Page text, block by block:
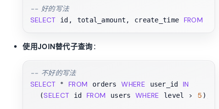
-- 好的写法
SELECT id, total_amount, create_time FROM
使用JOIN替代子查询：
-- 不好的写法
SELECT
* FROM orders WHERE user_id IN
  (
SELECT id FROM users WHERE level > 5 );